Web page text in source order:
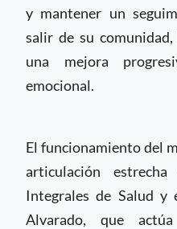
y mantener un
salir de su
una mejora
emocional.
El funcionamiento del
articulación
Integrales de Salud y
Alvarado, que